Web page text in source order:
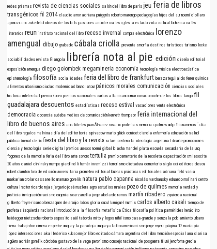
redes prismas revista de ciencias sociales salón del libro de parís jeu feria de libros
transgénicos fil 2014 claudio amor adriana puiggrós roberto marengo pedagogías hijos del sur noemí ciollaro
spinozismo zukerfeld obreros de los bits pasiones anticlericales iglesia estado vida cultural bohemia cafés
literarios reun instituto nacional del libro receso invernal compra electrónica
lorenzo
amengual
dibujo grabado cábala criolla preventa smorfia destinos turísticos turismo locke
sociabilidades revista Ñ angola librería nota al pie edición diseño editorial
exposición amengua diego golombek megaminería economía tecnología música electroacústica
epistemología filosofía socialidades feria del libro de frankfurt berazategui aldo ferrer química
alimentos urbanismo ciudad modernidad bruno latour pánicos morales comunicación ciencias sociales
historia intelectual premio konex premios nacionales carlos altamirano omar corrado noche de los libros tango fil
guadalajaradescuentos estadísticas receso estival vacaciones venta electrónica
democracia docencia eudeba medios de comunicación kenneth thompson feria internacional del
libro de buenos aires aristóteles juan Álvarez rosario proteínas memoria quilmes unlp #niunamenos ´ día
del libro regalos malvinas día del editor boris spivacow mario glück conicet ciencia enfermería educación salud
pública bienal de río fiesta del libro y la revista rafael centeno la ideología argentina librarte promociones
ciencia y tecnología serie digital premios unesco noemí girbal blacha mar del plata escuela secundaria de la unq
fogones de la memoria feria del libro arte sonoro tertulia premio cementerio de la recoleta capacitación xml esocite
20 años daniel divinsky mempo giardinelli hernán invernizzi terrorismo dictadura cementerio siglo xxi editores descu
robert darnton foro de edición universitaria prometeo editorial buenas prácticas editoriales adriana feld vania
markarian crolar cassanello unamuno gorelik natura pablo capanna nicolás varchausky eduardo molinari centro
cultural rector ricardo rojas jergario josé muzlera agro estudios rurales pozo de quilmes memoria verdad y
justicia inmigración racismo eugenia scarzanella jorge abelardo ramos martín ribadero zquierda nacional
gilberto freyre ricardo benzaquen de araújo lobos gloria cucullu miguel murmis carlos alberto casali tiempo de
profetas izquierda nacional introducción a la filosofía metafísica Ética filosofía política parménides heráclito
heidegger nietzsche roberto esposito saúl taborda mito y logos nihilismo casa-grande y senzala poblamiento urbano
tierra trabajo hor ximena espeche uruguay la paradoja uruguaya latinoamericanismo jorge myers página 12 maría pía
lópez intersecciones akal federico kukso mejor libro editado cámara argentina del libro mención especial ana clarisa
agüero adrián gorelik córdoba gustavo de la vega peronismo consejo nacional de posguerra filuni jenofonte grecia